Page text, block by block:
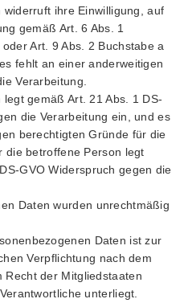
widerruft ihre Einwilligung, auf
gemäß Art. 6 Abs. 1
Art. 9 Abs. 2 Buchstabe a
fehlt an einer anderweitigen
Verarbeitung.
gemäß Art. 21 Abs. 1 DS-
die Verarbeitung ein, und es
berechtigten Gründe für die
die betroffene Person legt
GVO Widerspruch gegen die
Daten wurden unrechtmäßig
Daten ist zur
Verpflichtung nach dem
Recht der Mitgliedstaaten
unterliegt.